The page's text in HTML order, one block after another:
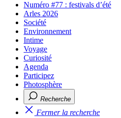
Numéro #77 : festivals d’été
Arles 2026
Société
Environnement
Intime
Voyage
Curiosité
Agenda
Participez
Photosphère
Recherche
Fermer la recherche